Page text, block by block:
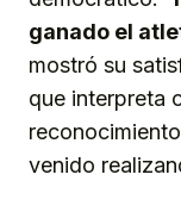
ganado el
mostró su
que interpreta
venido